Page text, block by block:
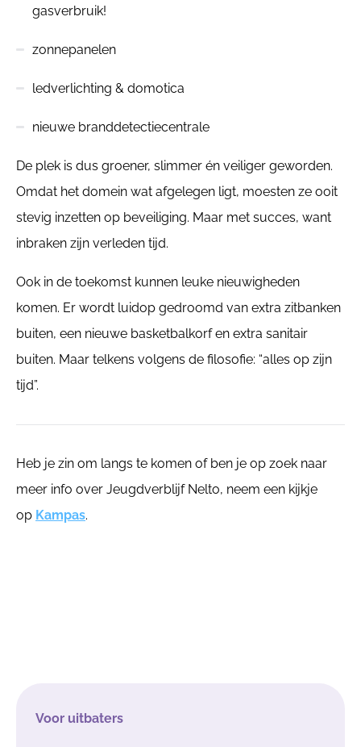
gasverbruik!
zonnepanelen
ledverlichting & domotica
nieuwe branddetectiecentrale
De plek is dus groener, slimmer én veiliger geworden.
Omdat het domein wat afgelegen ligt, moesten ze ooit
stevig inzetten op beveiliging. Maar met succes, want
inbraken zijn verleden tijd.
Ook in de toekomst kunnen leuke nieuwigheden
komen. Er wordt luidop gedroomd van extra zitbanken
buiten, een nieuwe basketbalkorf en extra sanitair
buiten. Maar telkens volgens de filosofie: “alles op zijn
tijd”.
Heb je zin om langs te komen of ben je op zoek naar
meer info over Jeugdverblijf Nelto, neem een kijkje
op Kampas.
Voor uitbaters